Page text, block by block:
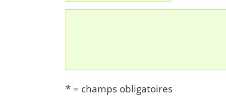
* = champs obligatoires